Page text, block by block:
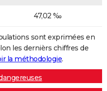
47,02 ‰
sont exprimées en
les dernièrs chiffres de
la méthodologie.